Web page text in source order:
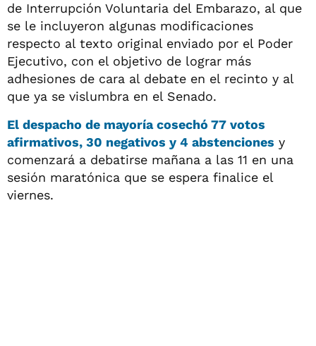
de Interrupción Voluntaria del Embarazo, al que
se le incluyeron algunas modificaciones
respecto al texto original enviado por el Poder
Ejecutivo, con el objetivo de lograr más
adhesiones de cara al debate en el recinto y al
que ya se vislumbra en el Senado.
El despacho de mayoría cosechó 77 votos
afirmativos, 30 negativos y 4 abstenciones y
comenzará a debatirse mañana a las 11 en una
sesión maratónica que se espera finalice el
viernes.